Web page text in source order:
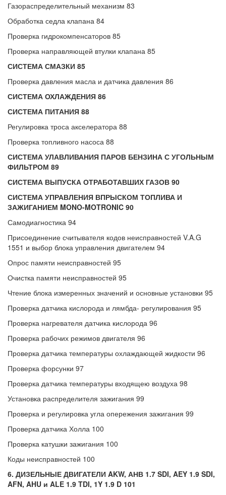
Газораспределительный механизм 83
Обработка седла клапана 84
Проверка гидрокомпенсаторов 85
Проверка направляющей втулки клапана 85
СИСТЕМА СМАЗКИ 85
Проверка давления масла и датчика давления 86
СИСТЕМА ОХЛАЖДЕНИЯ 86
СИСТЕМА ПИТАНИЯ 88
Регулировка троса акселератора 88
Проверка топливного насоса 88
СИСТЕМА УЛАВЛИВАНИЯ ПАРОВ БЕНЗИНА С УГОЛЬНЫМ
ФИЛЬТРОМ 89
СИСТЕМА ВЫПУСКА ОТРАБОТАВШИХ ГАЗОВ 90
СИСТЕМА УПРАВЛЕНИЯ ВПРЫСКОМ ТОПЛИВА И
ЗАЖИГАНИЕМ MONO-MOTRONIC 90
Самодиагностика 94
Присоединение считывателя кодов неисправностей V.A.G
1551 и выбор блока управления двигателем 94
Опрос памяти неисправностей 95
Очистка памяти неисправностей 95
Чтение блока измеренных значений и основные установки 95
Проверка датчика кислорода и лямбда- регулирования 95
Проверка нагревателя датчика кислорода 96
Проверка рабочих режимов двигателя 96
Проверка датчика температуры охлаждающей жидкости 96
Проверка форсунки 97
Проверка датчика температуры входящею воздуха 98
Установка распределителя зажигания 99
Проверка и регулировка угла опережения зажигания 99
Проверка датчика Холла 100
Проверка катушки зажигания 100
Коды неисправностей 100
6. ДИЗЕЛЬНЫЕ ДВИГАТЕЛИ AKW, АНВ 1.7 SDI, AEY 1.9 SDI,
AFN, AHU и ALE 1.9 TDI, 1Y 1.9 D 101